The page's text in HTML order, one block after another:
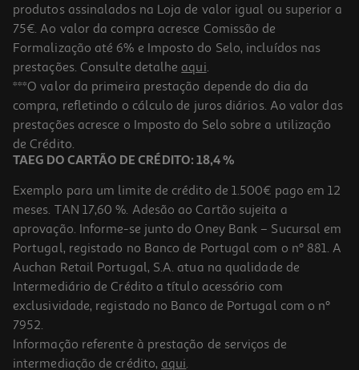
Concentrado Reconstrut Kativa Total Plex 70 Ml
11.95 €/undefined
11,95 €
-20%
produtos assinalados na Loja de valor igual ou superior a
75€. Ao valor da compra acresce Comissão de
Formalização até 6% e Imposto do Selo, incluídos nas
prestações. Consulte detalhe aqui.
***O valor da primeira prestação depende do dia da
compra, refletindo o cálculo de juros diários. Ao valor das
prestações acresce o Imposto do Selo sobre a utilização
de Crédito.
TAEG DO CARTÃO DE CRÉDITO: 18,4 %
Exemplo para um limite de crédito de 1.500€ pago em 12
meses. TAN 17,60 %. Adesão ao Cartão sujeita a
aprovação. Informe-se junto do Oney Bank – Sucursal em
Portugal, registado no Banco de Portugal com o nº 881. A
Auchan Retail Portugal, S.A. atua na qualidade de
Intermediário de Crédito a título acessório com
exclusividade, registado no Banco de Portugal com o nº
7952.
Informação referente à prestação de serviços de
intermediação de crédito, aqui.